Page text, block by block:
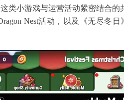
类小游戏与运营活动紧密结合的
Nest活动，以及《无尽冬